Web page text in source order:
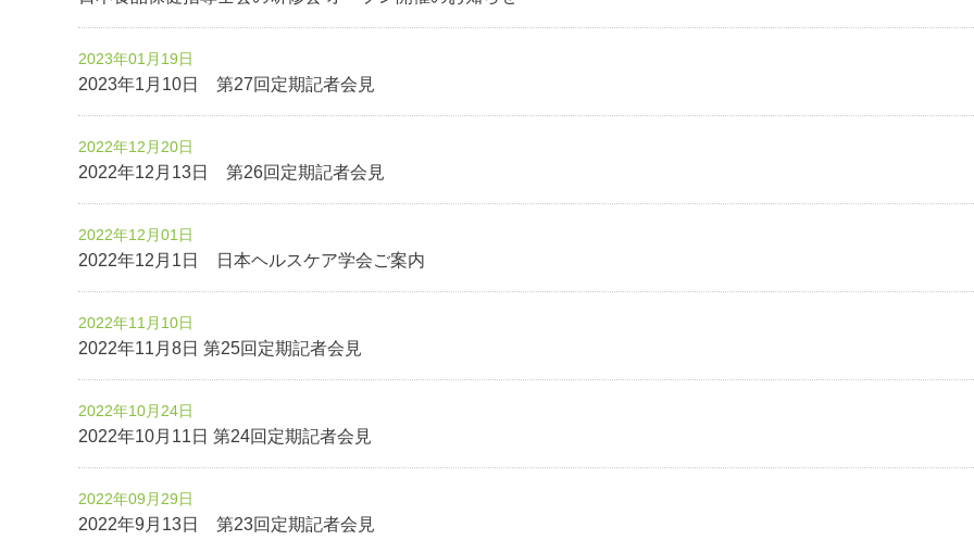
2023年01月19日
2023年1月10日 第27回定期記者会見
2022年12月20日
2022年12月13日 第26回定期記者会見
2022年12月01日
2022年12月1日 日本ヘルスケア学会ご案内
2022年11月10日
2022年11月8日 第25回定期記者会見
2022年10月24日
2022年10月11日 第24回定期記者会見
2022年09月29日
2022年9月13日 第23回定期記者会見